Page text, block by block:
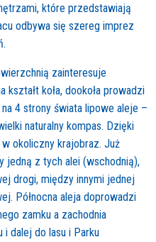
które przedstawiają
odbywa się szereg imprez
.
zainteresuje
koła, dookoła prowadzi
4 strony świata lipowe aleje –
naturalny kompas. Dzięki
okoliczny krajobraz. Już
jedną z tych alei (wschodnią),
drogi, między innymi jednej
Północna aleja doprowadzi
zamku a zachodnia
i dalej do lasu i Parku